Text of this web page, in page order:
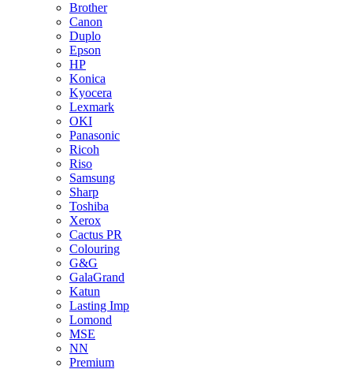
Brother
Canon
Duplo
Epson
HP
Konica
Kyocera
Lexmark
OKI
Panasonic
Ricoh
Riso
Samsung
Sharp
Toshiba
Xerox
Cactus PR
Colouring
G&G
GalaGrand
Katun
Lasting Imp
Lomond
MSE
NN
Premium